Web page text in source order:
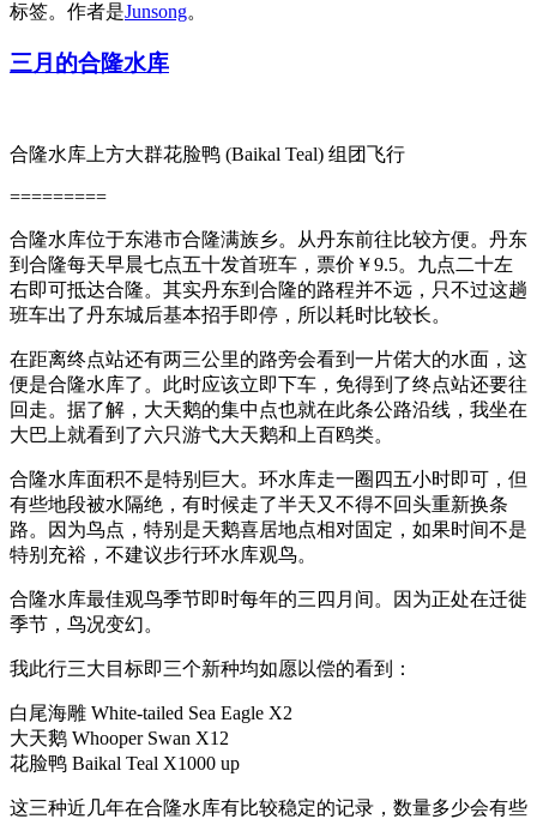
标签。 作者是Junsong。
三月的合隆水库
合隆水库上方大群花脸鸭 (Baikal Teal) 组团飞行
=========
合隆水库位于东港市合隆满族乡。从丹东前往比较方便。丹东
到合隆每天早晨七点五十发首班车，票价￥9.5。九点二十左
右即可抵达合隆。其实丹东到合隆的路程并不远，只不过这趟
班车出了丹东城后基本招手即停，所以耗时比较长。
在距离终点站还有两三公里的路旁会看到一片偌大的水面，这
便是合隆水库了。此时应该立即下车，免得到了终点站还要往
回走。据了解，大天鹅的集中点也就在此条公路沿线，我坐在
大巴上就看到了六只游弋大天鹅和上百鸥类。
合隆水库面积不是特别巨大。环水库走一圈四五小时即可，但
有些地段被水隔绝，有时候走了半天又不得不回头重新换条
路。因为鸟点，特别是天鹅喜居地点相对固定，如果时间不是
特别充裕，不建议步行环水库观鸟。
合隆水库最佳观鸟季节即时每年的三四月间。因为正处在迁徙
季节，鸟况变幻。
我此行三大目标即三个新种均如愿以偿的看到：
白尾海雕 White-tailed Sea Eagle X2
大天鹅 Whooper Swan X12
花脸鸭 Baikal Teal X1000 up
这三种近几年在合隆水库有比较稳定的记录，数量多少会有些